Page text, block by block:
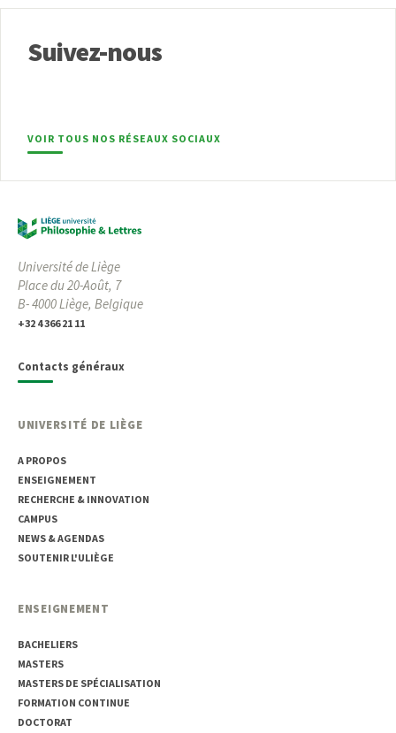
Suivez-nous
VOIR TOUS NOS RÉSEAUX SOCIAUX
Université de Liège
Place du 20-Août, 7
B- 4000 Liège, Belgique
+32 4 366 21 11
Contacts généraux
UNIVERSITÉ DE LIÈGE
A PROPOS
ENSEIGNEMENT
RECHERCHE & INNOVATION
CAMPUS
NEWS & AGENDAS
SOUTENIR L'ULIÈGE
ENSEIGNEMENT
BACHELIERS
MASTERS
MASTERS DE SPÉCIALISATION
FORMATION CONTINUE
DOCTORAT